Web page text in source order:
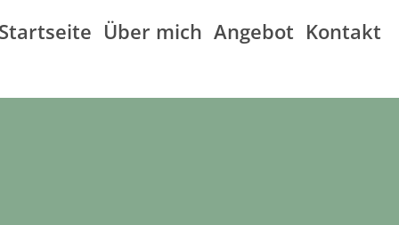
Über mich Angebot Kontakt